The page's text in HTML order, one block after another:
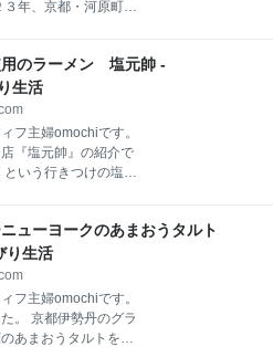
～。と言うことで
ック 味玉ラーメン
年、京都・河原町に
は、京都市右京区に
舗あります。 志津屋
津子」さんから取ら
から店名を決めるな
で一番有名なパ
ルネでしょ と言わ
フランスパン。 ドイ
が元になっていま
マーガ
のラーメン 塩元帥 -
生活
フ主婦omochiです。
『塩元帥』の紹介で
いう行きつけの塩ラ
ります。 いつも行く
所 いつも大人気で、
い待つこともありま
っぱり、これ。 ス
使用だということで
学調味料がどっちゃ
ューヨークのあまおうタルト
生活
フ主婦omochiです。
。 京都伊勢丹のグラ
あまおうタルトを買